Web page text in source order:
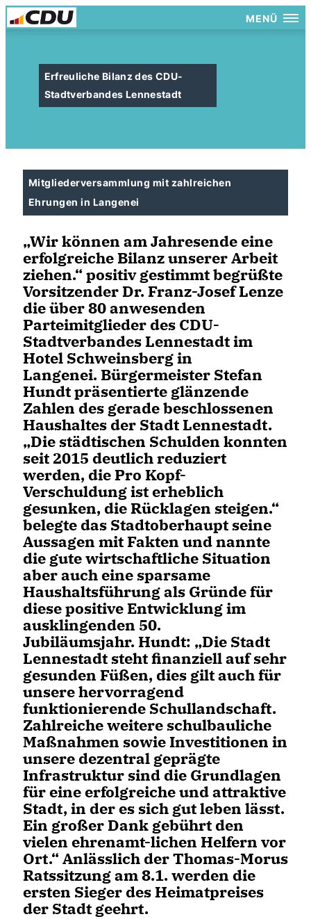
MENÜ
Erfreuliche Bilanz des CDU-
Stadtverbandes Lennestadt
Mitgliederversammlung mit zahlreichen
Ehrungen in Langenei
Wir können am Jahresende eine
erfolgreiche Bilanz unserer Arbeit
ziehen.“ positiv gestimmt begrüßte
Vorsitzender Dr. Franz-Josef Lenze
die über 80 anwesenden
Parteimitglieder des CDU-
Stadtverbandes Lennestadt im
Hotel Schweinsberg in
Langenei. Bürgermeister Stefan
Hundt präsentierte glänzende
Zahlen des gerade beschlossenen
Haushaltes der Stadt Lennestadt.
Die städtischen Schulden konnten
seit 2015 deutlich reduziert
werden, die Pro Kopf-
Verschuldung ist erheblich
gesunken, die Rücklagen steigen.“
belegte das Stadtoberhaupt seine
Aussagen mit Fakten und nannte
die gute wirtschaftliche Situation
aber auch eine sparsame
Haushaltsführung als Gründe für
diese positive Entwicklung im
ausklingenden 50.
Jubiläumsjahr. Hundt: „Die Stadt
Lennestadt steht finanziell auf sehr
gesunden Füßen, dies gilt auch für
unsere hervorragend
funktionierende Schullandschaft.
Zahlreiche weitere schulbauliche
Maßnahmen sowie Investitionen in
unsere dezentral geprägte
Infrastruktur sind die Grundlagen
für eine erfolgreiche und attraktive
Stadt, in der es sich gut leben lässt.
Ein großer Dank gebührt den
vielen ehrenamt-lichen Helfern vor
Ort.“ Anlässlich der Thomas-Morus
Ratssitzung am 8.1. werden die
ersten Sieger des Heimatpreises
der Stadt geehrt.